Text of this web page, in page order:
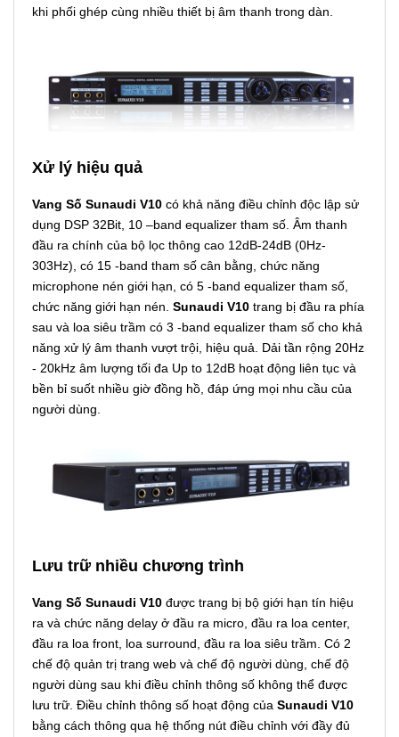
khi phối ghép cùng nhiều thiết bị âm thanh trong dàn.
Xử lý hiệu quả
Vang Số Sunaudi V10 có khả năng điều chỉnh độc lập sử
dụng DSP 32Bit, 10 –band equalizer tham số. Âm thanh
đầu ra chính của bộ lọc thông cao 12dB-24dB (0Hz-
303Hz), có 15 -band tham số cân bằng, chức năng
microphone nén giới hạn, có 5 -band equalizer tham số,
chức năng giới hạn nén. Sunaudi V10 trang bị đầu ra phía
sau và loa siêu trầm có 3 -band equalizer tham số cho khả
năng xử lý âm thanh vượt trội, hiệu quả. Dải tần rộng 20Hz
- 20kHz âm lượng tối đa Up to 12dB hoạt động liên tục và
bền bỉ suốt nhiều giờ đồng hồ, đáp ứng mọi nhu cầu của
người dùng.
Lưu trữ nhiều chương trình
Vang Số Sunaudi V10 được trang bị bộ giới hạn tín hiệu
ra và chức năng delay ở đầu ra micro, đầu ra loa center,
đầu ra loa front, loa surround, đầu ra loa siêu trầm. Có 2
chế độ quản trị trang web và chế độ người dùng, chế độ
người dùng sau khi điều chỉnh thông số không thể được
lưu trữ. Điều chỉnh thông số hoạt động của Sunaudi V10
bằng cách thông qua hệ thống nút điều chỉnh với đầy đủ